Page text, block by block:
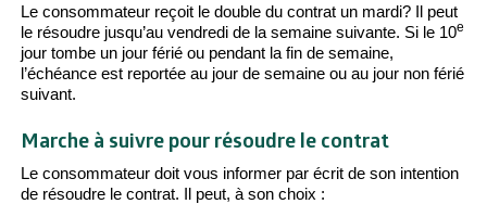
Le consommateur reçoit le double du contrat un mardi? Il peut
le résoudre jusqu’au vendredi de la semaine suivante. Si le 10e
jour tombe un jour férié ou pendant la fin de semaine,
l’échéance est reportée au jour de semaine ou au jour non férié
suivant.
Marche à suivre pour résoudre le contrat
Le consommateur doit vous informer par écrit de son intention
de résoudre le contrat. Il peut, à son choix :